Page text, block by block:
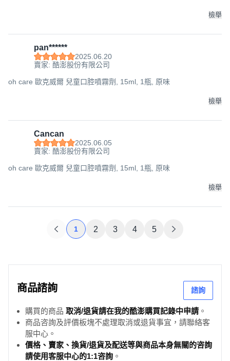
檢舉
pan******
2025.06.20
賣家: 酷澎股份有限公司
oh care 歐克威爾 兒童口腔噴霧劑, 15ml, 1瓶, 原味
檢舉
Cancan
2025.06.05
賣家: 酷澎股份有限公司
oh care 歐克威爾 兒童口腔噴霧劑, 15ml, 1瓶, 原味
檢舉
1 2 3 4 5
商品諮詢 諮詢
購買的商品 取消/退貨請在我的酷澎購買記錄中申請 。
商品咨詢及評價板塊不處理取消或退貨事宜，請聯絡客
服中心。
價格、賣家、換貨/退貨及配送等與商品本身無關的咨詢
請使用客服中心的1:1咨詢 。